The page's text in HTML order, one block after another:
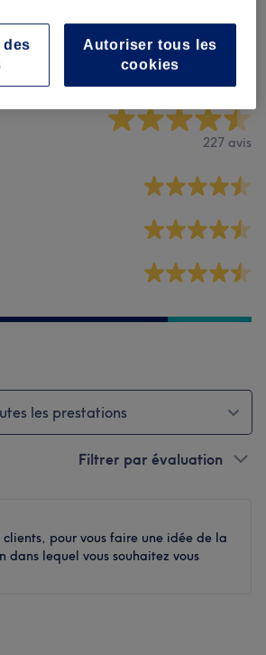
227 avis
les prestations
Filtrer par évaluation
clients, pour vous faire une idée de la
dans lequel vous souhaitez vous
Autoriser tous les
cookies
des